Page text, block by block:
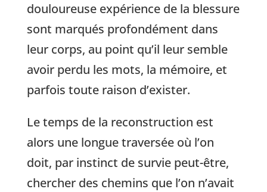
douloureuse expérience de la blessure
sont marqués profondément dans
leur corps, au point qu’il leur semble
avoir perdu les mots, la mémoire, et
parfois toute raison d’exister.
Le temps de la reconstruction est
alors une longue traversée où l’on
doit, par instinct de survie peut-être,
chercher des chemins que l’on n’avait